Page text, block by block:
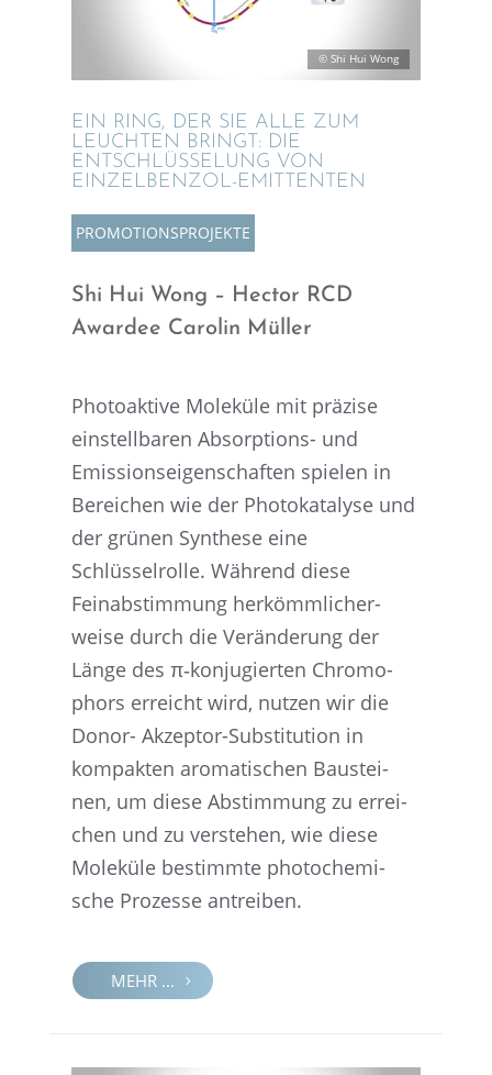
EIN RING, DER SIE ALLE ZUM
LEUCH­TEN BRINGT: DIE
ENTSCHLÜS­SE­LUNG VON
EINZELBENZOL-EMITTENTEN
PROMO­TI­ONS­PRO­JEKTE
Shi Hui Wong – Hector RCD
Awardee Carolin Müller
Photo­ak­tive Moleküle mit präzise
einstell­ba­ren Absorp­ti­ons- und
Emissi­ons­ei­gen­schaf­ten spielen in
Berei­chen wie der Photo­ka­ta­lyse und
der grünen Synthese eine
Schlüsselrolle. Während diese
Feinab­stim­mung herkömm­li­cher­
weise durch die Verän­de­rung der
Länge des π‑konjugierten Chromo­
phors erreicht wird, nutzen wir die
Donor- Akzep­tor-Substi­tu­tion in
kompak­ten aroma­ti­schen Baustei­
nen, um diese Abstim­mung zu errei­
chen und zu verste­hen, wie diese
Moleküle bestimmte photo­che­mi­
sche Prozesse antreiben.
MEHR ...
© Shi Hui Wong